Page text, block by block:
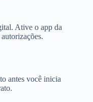
Ative o app da
antes você inicia